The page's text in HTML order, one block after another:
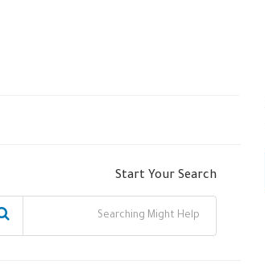
Start Your Search